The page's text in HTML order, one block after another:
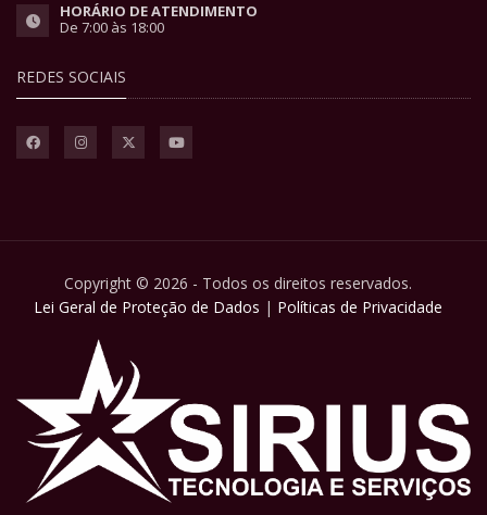
HORÁRIO DE ATENDIMENTO
De 7:00 às 18:00
REDES SOCIAIS
Copyright © 2026 - Todos os direitos reservados.
Lei Geral de Proteção de Dados | Políticas de Privacidade